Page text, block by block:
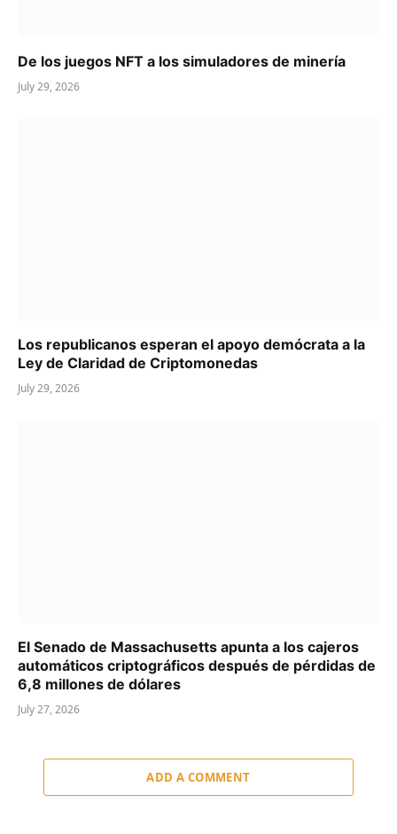
De los juegos NFT a los simuladores de minería
July 29, 2026
Los republicanos esperan el apoyo demócrata a la
Ley de Claridad de Criptomonedas
July 29, 2026
El Senado de Massachusetts apunta a los cajeros
automáticos criptográficos después de pérdidas de
6,8 millones de dólares
July 27, 2026
ADD A COMMENT